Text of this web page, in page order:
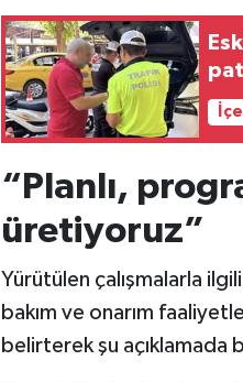
“Planlı,
üretiyoruz”
Yürütülen çalışmalarla
bakım ve onarım
belirterek şu açıklamada